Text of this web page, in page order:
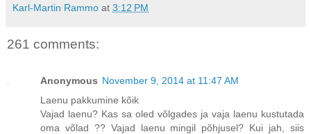
Karl-Martin Rammo at 3:12 PM
261 comments:
Anonymous November 9, 2014 at 11:47 AM
Laenu pakkumine kõik
Vajad laenu? Kas sa oled võlgades ja vaja laenu kustutada
oma võlad ?? Vajad laenu mingil põhjusel? Kui jah, siis